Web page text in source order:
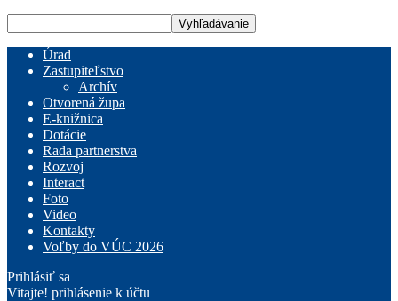
Úrad
Zastupiteľstvo
Archív
Otvorená župa
E-knižnica
Dotácie
Rada partnerstva
Rozvoj
Interact
Foto
Video
Kontakty
Voľby do VÚC 2026
Prihlásiť sa
Vitajte! prihlásenie k účtu